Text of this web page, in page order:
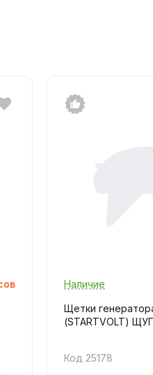
Наличие
Щетки
(STARTVOLT)
Код 25178